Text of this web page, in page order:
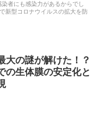
者にも感染力があるからでし
新型コロナウイルスの拡大を防
大の謎が解けた！？
の生体膜の安定化と